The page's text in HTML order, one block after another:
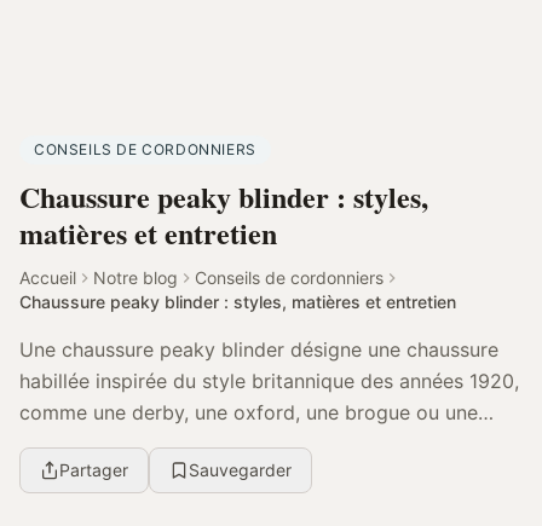
CONSEILS DE CORDONNIERS
Chaussure peaky blinder : styles,
matières et entretien
Accueil Notre blog
Conseils de cordonniers
Chaussure peaky blinder : styles, matières et entretien
Une chaussure peaky blinder désigne une chaussure
habillée inspirée du style britannique des années 1920,
comme une derby, une oxford, une brogue ou une
bottine en cuir. Les modèles les plus intéressa...
Partager Sauvegarder